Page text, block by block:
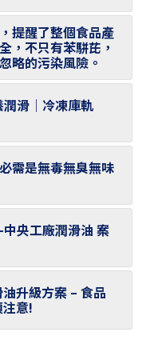
提醒了整個食品產
，不只有苯駢芘，
略的污染風險。
滑｜冷凍庫軌
需是無毒無臭無味
央工廠潤滑油 案
升級方案 – 食品
意!